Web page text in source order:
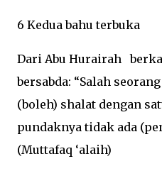
6 Kedua bahu terbuka
Dari Abu Hurairah
bersabda: “Salah
(boleh) shalat dengan
pundaknya tidak ada
(Muttafaq ‘alaih)